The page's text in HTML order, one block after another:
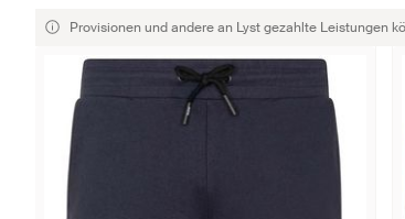
Provisionen und andere an Lyst gezahlte Leistungen